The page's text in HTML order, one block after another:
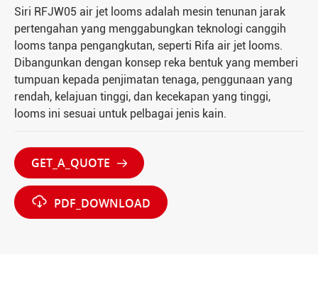
Siri RFJW05 air jet looms adalah mesin tenunan jarak
pertengahan yang menggabungkan teknologi canggih
looms tanpa pengangkutan, seperti Rifa air jet looms.
Dibangunkan dengan konsep reka bentuk yang memberi
tumpuan kepada penjimatan tenaga, penggunaan yang
rendah, kelajuan tinggi, dan kecekapan yang tinggi,
looms ini sesuai untuk pelbagai jenis kain.
GET_A_QUOTE 
 PDF_DOWNLOAD